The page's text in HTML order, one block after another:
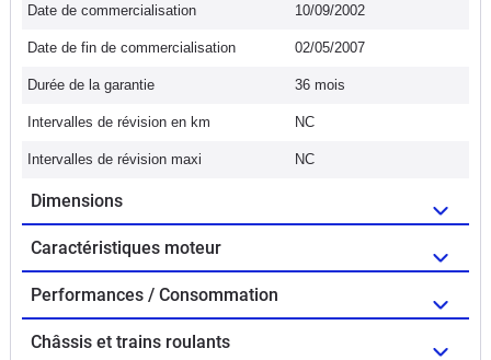
Date de commercialisation 10/09/2002
Date de fin de commercialisation 02/05/2007
Durée de la garantie 36 mois
Intervalles de révision en km NC
Intervalles de révision maxi NC
Dimensions
Caractéristiques moteur
Performances / Consommation
Châssis et trains roulants